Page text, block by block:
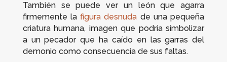
También se puede ver un león que agarra
firmemente lafigura desnuda de una pequeña
criatura humana, imagen que podría simbolizar
a un pecador que ha caído en las garras del
demonio como consecuencia de sus faltas.